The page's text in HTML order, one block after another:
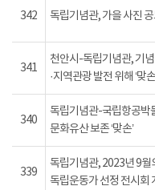
342 독립기념관, 가을 사진 공
341
천안시-독립기념관, 기
·지역관광 발전 위해 ‘맞손
340
독립기념관-국립항공박
문화유산 보존 ‘맞손’
339
독립기념관, 2023년 9월
독립운동가 선정 전시회